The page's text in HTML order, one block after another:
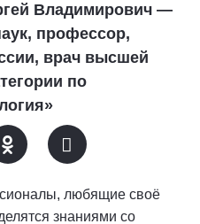
Владимирович —
профессор,
врач высшей
по
любящие своё
знаниями со